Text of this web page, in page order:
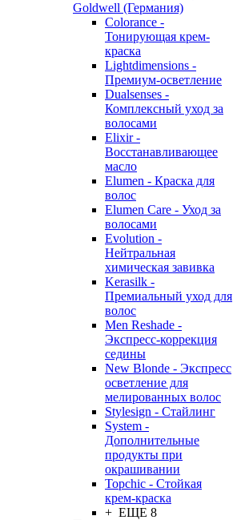
Goldwell (Германия)
Colorance -
Тонирующая крем-
краска
Lightdimensions -
Премиум-осветление
Dualsenses -
Комплексный уход за
волосами
Elixir -
Восстанавливающее
масло
Elumen - Краска для
волос
Elumen Care - Уход за
волосами
Evolution -
Нейтральная
химическая завивка
Kerasilk -
Премиальный уход для
волос
Men Reshade -
Экспресс-коррекция
седины
New Blonde - Экспресс
осветление для
мелированных волос
Stylesign - Стайлинг
System -
Дополнительные
продукты при
окрашивании
Topchic - Стойкая
крем-краска
+ ЕЩЕ 8